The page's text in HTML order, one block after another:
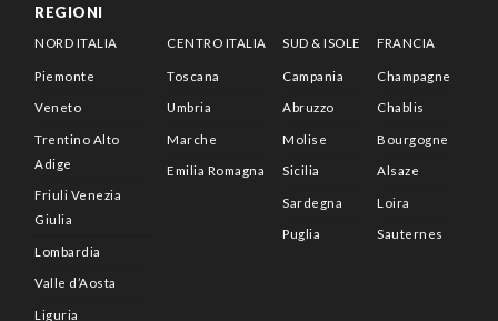
REGIONI
NORD ITALIA
Piemonte
Veneto
Trentino Alto
Adige
Friuli Venezia
Giulia
Lombardia
Valle d’Aosta
Liguria
CENTRO ITALIA
Toscana
Umbria
Marche
Emilia Romagna
SUD & ISOLE
Campania
Abruzzo
Molise
Sicilia
Sardegna
Puglia
FRANCIA
Champagne
Chablis
Bourgogne
Alsaze
Loira
Sauternes